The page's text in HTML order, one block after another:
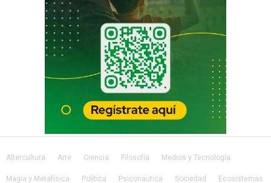
Altercultura Arte Ciencia Filosofía Medios y Tecnología
Magia y Metafísica Política Psiconáutica Sociedad Ecosistemas